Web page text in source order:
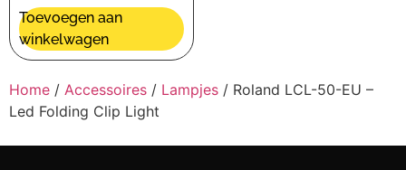
Toevoegen aan
winkelwagen
Home / Accessoires / Lampjes / Roland LCL-50-EU –
Led Folding Clip Light